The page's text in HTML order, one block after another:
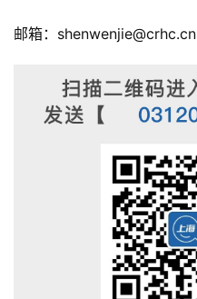
邮箱：shenwenjie@crhc.cn